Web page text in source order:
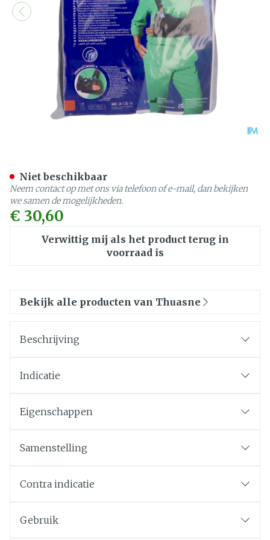
€ 30,60
Verwittig mij als het product terug in
voorraad is
Niet beschikbaar
Neem contact op met ons via telefoon of e-mail, dan bekijken
we samen de mogelijkheden.
Bekijk alle producten van Thuasne
Beschrijving
Indicatie
Eigenschappen
Samenstelling
Contra indicatie
Gebruik